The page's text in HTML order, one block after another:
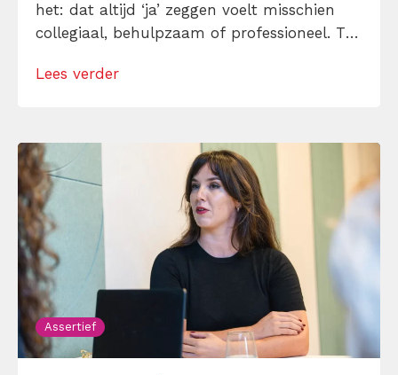
het: dat altijd ‘ja’ zeggen voelt misschien
collegiaal, behulpzaam of professioneel. Tot
andermans prioriteiten en je eigen werk
[…]
Lees verder
Assertief